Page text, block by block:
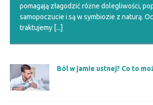
pomagają złagodzić różne dolegliwości,
samopoczucie i są w symbiozie z naturą.
traktujemy [...]
Ból w jamie ustnej? Co to